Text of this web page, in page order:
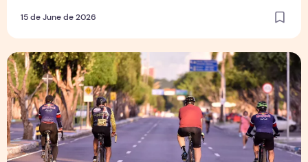
15 de June de 2026
Esporte verde e mobilidade ativa, pedalando por um futuro